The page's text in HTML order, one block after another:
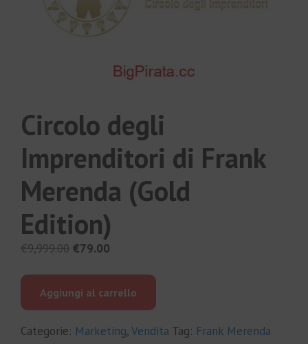
Circolo degli
Imprenditori di Frank
Merenda (Gold
Edition)
€9,999.00 Il
era:
€79.00
è:
Aggiungi al carrello
Categorie: Marketing,Vendita Tag: Frank Merenda